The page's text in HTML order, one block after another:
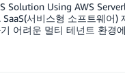
Using AWS
서비스형 소프트웨어
어려운 멀티 테넌트 환경